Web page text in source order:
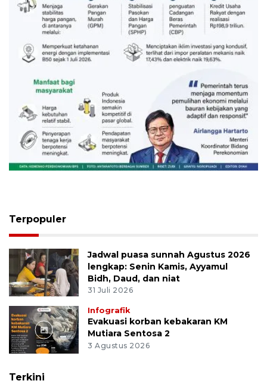
Sinyal positif perekonomian
Indonesia
5 Agustus 2026
Terpopuler
Jadwal puasa sunnah Agustus 2026
lengkap: Senin Kamis, Ayyamul
Bidh, Daud, dan niat
31 Juli 2026
Infografik
Evakuasi korban kebakaran KM
Mutiara Sentosa 2
3 Agustus 2026
Terkini